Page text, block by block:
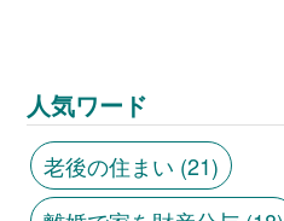
人気ワード
老後の住まい (21)